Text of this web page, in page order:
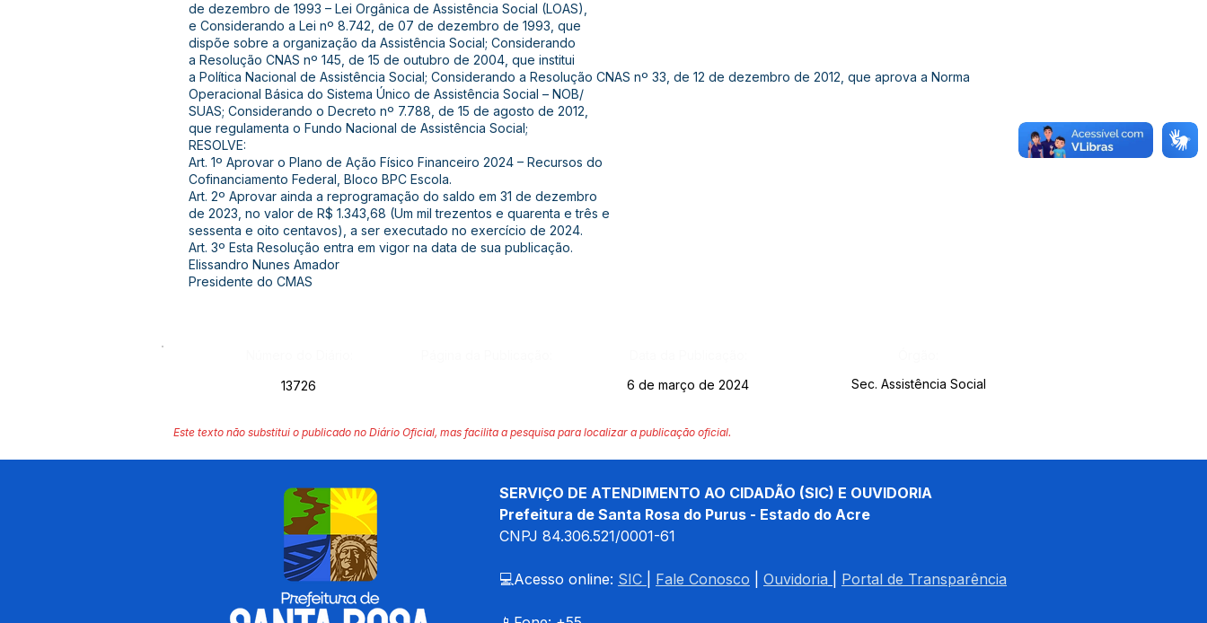
de dezembro de 1993 – Lei Orgânica de Assistência Social (LOAS),
e Considerando a Lei nº 8.742, de 07 de dezembro de 1993, que
dispõe sobre a organização da Assistência Social; Considerando
a Resolução CNAS nº 145, de 15 de outubro de 2004, que institui
a Política Nacional de Assistência Social; Considerando a Resolução CNAS nº 33, de 12 de dezembro de 2012, que aprova a Norma
Operacional Básica do Sistema Único de Assistência Social – NOB/
SUAS; Considerando o Decreto nº 7.788, de 15 de agosto de 2012,
que regulamenta o Fundo Nacional de Assistência Social;
RESOLVE:
Art. 1º Aprovar o Plano de Ação Físico Financeiro 2024 – Recursos do
Cofinanciamento Federal, Bloco BPC Escola.
Art. 2º Aprovar ainda a reprogramação do saldo em 31 de dezembro
de 2023, no valor de R$ 1.343,68 (Um mil trezentos e quarenta e três e
sessenta e oito centavos), a ser executado no exercício de 2024.
Art. 3º Esta Resolução entra em vigor na data de sua publicação.
Elissandro Nunes Amador
Presidente do CMAS
13726
6 de março de 2024 Sec. Assistência Social
Este texto não substitui o publicado no Diário Oficial, mas facilita a pesquisa para localizar a publicação oficial.
SERVIÇO DE ATENDIMENTO AO CIDADÃO (SIC) E OUVIDORIA
Prefeitura de Santa Rosa do Purus - Estado do Acre
CNPJ 84.306.521/0001-61
💻Acesso online: SIC Fale Conosco Ouvidoria Portal de Transparência